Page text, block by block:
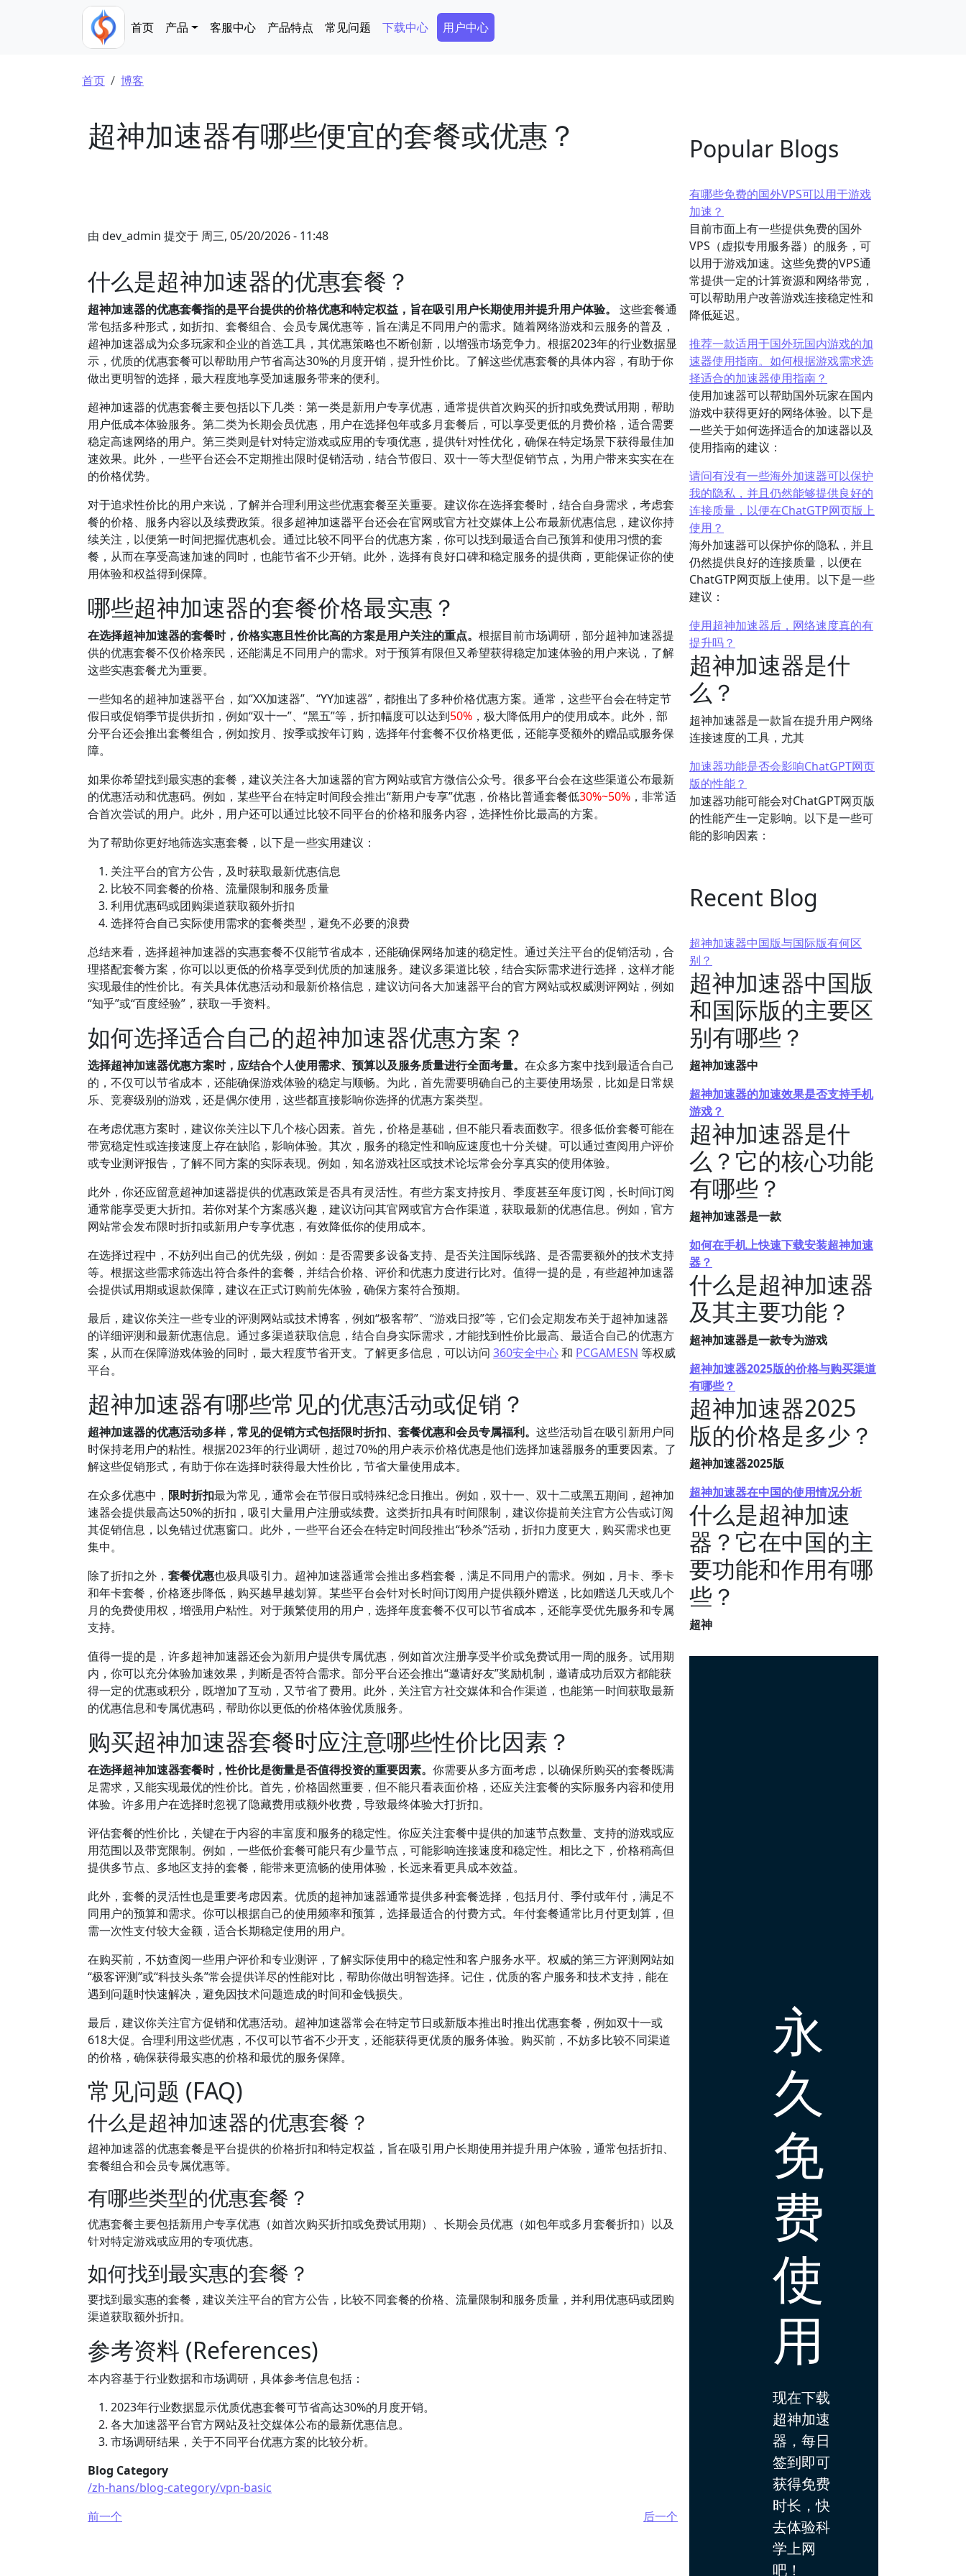
Main navigation
首页 产品 客服中心 产品特点 常见问题 下载中心 Secondary Menu
用户中心
面包屑
首页 博客
超神加速器有哪些便宜的套餐或优惠？
由 dev_admin 提交于 周三, 05/20/2026 - 11:48
什么是超神加速器的优惠套餐？
超神加速器的优惠套餐指的是平台提供的价格优惠和特定权益，旨在吸引用户长期使用并提升用户体验。
这些套餐通
常包括多种形式，如折扣、套餐组合、会员专属优惠等，旨在满足不同用户的需求。随着网络游戏和云服务的普及，
超神加速器成为众多玩家和企业的首选工具，其优惠策略也不断创新，以增强市场竞争力。根据2023年的行业数据显
示，优质的优惠套餐可以帮助用户节省高达30%的月度开销，提升性价比。了解这些优惠套餐的具体内容，有助于你
做出更明智的选择，最大程度地享受加速服务带来的便利。
超神加速器的优惠套餐主要包括以下几类：第一类是新用户专享优惠，通常提供首次购买的折扣或免费试用期，帮助
用户低成本体验服务。第二类为长期会员优惠，用户在选择包年或多月套餐后，可以享受更低的月费价格，适合需要
稳定高速网络的用户。第三类则是针对特定游戏或应用的专项优惠，提供针对性优化，确保在特定场景下获得最佳加
速效果。此外，一些平台还会不定期推出限时促销活动，结合节假日、双十一等大型促销节点，为用户带来实实在在
的价格优势。
对于追求性价比的用户来说，了解并合理利用这些优惠套餐至关重要。建议你在选择套餐时，结合自身需求，考虑套
餐的价格、服务内容以及续费政策。很多超神加速器平台还会在官网或官方社交媒体上公布最新优惠信息，建议你持
续关注，以便第一时间把握优惠机会。通过比较不同平台的优惠方案，你可以找到最适合自己预算和使用习惯的套
餐，从而在享受高速加速的同时，也能节省不少开销。此外，选择有良好口碑和稳定服务的提供商，更能保证你的使
用体验和权益得到保障。
哪些超神加速器的套餐价格最实惠？
在选择超神加速器的套餐时，价格实惠且性价比高的方案是用户关注的重点。 根据目前市场调研，部分超神加速器提
供的优惠套餐不仅价格亲民，还能满足不同用户的需求。对于预算有限但又希望获得稳定加速体验的用户来说，了解
这些实惠套餐尤为重要。
一些知名的超神加速器平台，如“XX加速器”、“YY加速器”，都推出了多种价格优惠方案。通常，这些平台会在特定节
假日或促销季节提供折扣，例如“双十一”、“黑五”等，折扣幅度可以达到50% ，极大降低用户的使用成本。此外，部
分平台还会推出套餐组合，例如按月、按季或按年订购，选择年付套餐不仅价格更低，还能享受额外的赠品或服务保
障。
如果你希望找到最实惠的套餐，建议关注各大加速器的官方网站或官方微信公众号。很多平台会在这些渠道公布最新
的优惠活动和优惠码。例如，某些平台在特定时间段会推出“新用户专享”优惠，价格比普通套餐低30%~50% ，非常适
合首次尝试的用户。此外，用户还可以通过比较不同平台的价格和服务内容，选择性价比最高的方案。
为了帮助你更好地筛选实惠套餐，以下是一些实用建议：
关注平台的官方公告，及时获取最新优惠信息
比较不同套餐的价格、流量限制和服务质量
利用优惠码或团购渠道获取额外折扣
选择符合自己实际使用需求的套餐类型，避免不必要的浪费
总结来看，选择超神加速器的实惠套餐不仅能节省成本，还能确保网络加速的稳定性。通过关注平台的促销活动，合
理搭配套餐方案，你可以以更低的价格享受到优质的加速服务。建议多渠道比较，结合实际需求进行选择，这样才能
实现最佳的性价比。有关具体优惠活动和最新价格信息，建议访问各大加速器平台的官方网站或权威测评网站，例如
“知乎”或“百度经验”，获取一手资料。
如何选择适合自己的超神加速器优惠方案？
选择超神加速器优惠方案时，应结合个人使用需求、预算以及服务质量进行全面考量。 在众多方案中找到最适合自己
的，不仅可以节省成本，还能确保游戏体验的稳定与顺畅。为此，首先需要明确自己的主要使用场景，比如是日常娱
乐、竞赛级别的游戏，还是偶尔使用，这些都直接影响你选择的优惠方案类型。
在考虑优惠方案时，建议你关注以下几个核心因素。首先，价格是基础，但不能只看表面数字。很多低价套餐可能在
带宽稳定性或连接速度上存在缺陷，影响体验。其次，服务的稳定性和响应速度也十分关键。可以通过查阅用户评价
或专业测评报告，了解不同方案的实际表现。例如，知名游戏社区或技术论坛常会分享真实的使用体验。
此外，你还应留意超神加速器提供的优惠政策是否具有灵活性。有些方案支持按月、季度甚至年度订阅，长时间订阅
通常能享受更大折扣。若你对某个方案感兴趣，建议访问其官网或官方合作渠道，获取最新的优惠信息。例如，官方
网站常会发布限时折扣或新用户专享优惠，有效降低你的使用成本。
在选择过程中，不妨列出自己的优先级，例如：是否需要多设备支持、是否关注国际线路、是否需要额外的技术支持
等。根据这些需求筛选出符合条件的套餐，并结合价格、评价和优惠力度进行比对。值得一提的是，有些超神加速器
会提供试用期或退款保障，建议在正式订购前先体验，确保方案符合预期。
最后，建议你关注一些专业的评测网站或技术博客，例如“极客帮”、“游戏日报”等，它们会定期发布关于超神加速器
的详细评测和最新优惠信息。通过多渠道获取信息，结合自身实际需求，才能找到性价比最高、最适合自己的优惠方
案，从而在保障游戏体验的同时，最大程度节省开支。了解更多信息，可以访问 360安全中心和 PCGAMESN 等权威
平台。
超神加速器有哪些常见的优惠活动或促销？
超神加速器的优惠活动多样，常见的促销方式包括限时折扣、套餐优惠和会员专属福利。 这些活动旨在吸引新用户同
时保持老用户的粘性。根据2023年的行业调研，超过70%的用户表示价格优惠是他们选择加速器服务的重要因素。了
解这些促销形式，有助于你在选择时获得最大性价比，节省大量使用成本。
在众多优惠中， 限时折扣最为常见，通常会在节假日或特殊纪念日推出。例如，双十一、双十二或黑五期间，超神加
速器会提供最高达50%的折扣，吸引大量用户注册或续费。这类折扣具有时间限制，建议你提前关注官方公告或订阅
其促销信息，以免错过优惠窗口。此外，一些平台还会在特定时间段推出“秒杀”活动，折扣力度更大，购买需求也更
集中。
除了折扣之外， 套餐优惠也极具吸引力。超神加速器通常会推出多档套餐，满足不同用户的需求。例如，月卡、季卡
和年卡套餐，价格逐步降低，购买越早越划算。某些平台会针对长时间订阅用户提供额外赠送，比如赠送几天或几个
月的免费使用权，增强用户粘性。对于频繁使用的用户，选择年度套餐不仅可以节省成本，还能享受优先服务和专属
支持。
值得一提的是，许多超神加速器还会为新用户提供专属优惠，例如首次注册享受半价或免费试用一周的服务。试用期
内，你可以充分体验加速效果，判断是否符合需求。部分平台还会推出“邀请好友”奖励机制，邀请成功后双方都能获
得一定的优惠或积分，既增加了互动，又节省了费用。此外，关注官方社交媒体和合作渠道，也能第一时间获取最新
的优惠信息和专属优惠码，帮助你以更低的价格体验优质服务。
购买超神加速器套餐时应注意哪些性价比因素？
在选择超神加速器套餐时，性价比是衡量是否值得投资的重要因素。 你需要从多方面考虑，以确保所购买的套餐既满
足需求，又能实现最优的性价比。首先，价格固然重要，但不能只看表面价格，还应关注套餐的实际服务内容和使用
体验。许多用户在选择时忽视了隐藏费用或额外收费，导致最终体验大打折扣。
评估套餐的性价比，关键在于内容的丰富度和服务的稳定性。你应关注套餐中提供的加速节点数量、支持的游戏或应
用范围以及带宽限制。例如，一些低价套餐可能只有少量节点，可能影响连接速度和稳定性。相比之下，价格稍高但
提供多节点、多地区支持的套餐，能带来更流畅的使用体验，长远来看更具成本效益。
此外，套餐的灵活性也是重要考虑因素。优质的超神加速器通常提供多种套餐选择，包括月付、季付或年付，满足不
同用户的预算和需求。你可以根据自己的使用频率和预算，选择最适合的付费方式。年付套餐通常比月付更划算，但
需一次性支付较大金额，适合长期稳定使用的用户。
在购买前，不妨查阅一些用户评价和专业测评，了解实际使用中的稳定性和客户服务水平。权威的第三方评测网站如
“极客评测”或“科技头条”常会提供详尽的性能对比，帮助你做出明智选择。记住，优质的客户服务和技术支持，能在
遇到问题时快速解决，避免因技术问题造成的时间和金钱损失。
最后，建议你关注官方促销和优惠活动。超神加速器常会在特定节日或新版本推出时推出优惠套餐，例如双十一或
618大促。合理利用这些优惠，不仅可以节省不少开支，还能获得更优质的服务体验。购买前，不妨多比较不同渠道
的价格，确保获得最实惠的价格和最优的服务保障。
常见问题 (FAQ)
什么是超神加速器的优惠套餐？
超神加速器的优惠套餐是平台提供的价格折扣和特定权益，旨在吸引用户长期使用并提升用户体验，通常包括折扣、
套餐组合和会员专属优惠等。
有哪些类型的优惠套餐？
优惠套餐主要包括新用户专享优惠（如首次购买折扣或免费试用期）、长期会员优惠（如包年或多月套餐折扣）以及
针对特定游戏或应用的专项优惠。
如何找到最实惠的套餐？
要找到最实惠的套餐，建议关注平台的官方公告，比较不同套餐的价格、流量限制和服务质量，并利用优惠码或团购
渠道获取额外折扣。
参考资料 (References)
本内容基于行业数据和市场调研，具体参考信息包括：
2023年行业数据显示优质优惠套餐可节省高达30%的月度开销。
各大加速器平台官方网站及社交媒体公布的最新优惠信息。
市场调研结果，关于不同平台优惠方案的比较分析。
Blog Category
/zh-hans/blog-category/vpn-basic
前一个
后一个
Popular Blogs
有哪些免费的国外VPS可以用于游戏
加速？
目前市面上有一些提供免费的国外
VPS（虚拟专用服务器）的服务，可
以用于游戏加速。这些免费的VPS通
常提供一定的计算资源和网络带宽，
可以帮助用户改善游戏连接稳定性和
降低延迟。
推荐一款适用于国外玩国内游戏的加
速器使用指南。如何根据游戏需求选
择适合的加速器使用指南？
使用加速器可以帮助国外玩家在国内
游戏中获得更好的网络体验。以下是
一些关于如何选择适合的加速器以及
使用指南的建议：
请问有没有一些海外加速器可以保护
我的隐私，并且仍然能够提供良好的
连接质量，以便在ChatGTP网页版上
使用？
海外加速器可以保护你的隐私，并且
仍然提供良好的连接质量，以便在
ChatGTP网页版上使用。以下是一些
建议：
使用超神加速器后，网络速度真的有
提升吗？
超神加速器是什
么？
超神加速器是一款旨在提升用户网络
连接速度的工具，尤其
加速器功能是否会影响ChatGPT网页
版的性能？
加速器功能可能会对ChatGPT网页版
的性能产生一定影响。以下是一些可
能的影响因素：
Recent Blog
超神加速器中国版与国际版有何区
别？
超神加速器中国版
和国际版的主要区
别有哪些？
超神加速器中
超神加速器的加速效果是否支持手机
游戏？
超神加速器是什
么？它的核心功能
有哪些？
超神加速器是一款
如何在手机上快速下载安装超神加速
器？
什么是超神加速器
及其主要功能？
超神加速器是一款专为游戏
超神加速器2025版的价格与购买渠道
有哪些？
超神加速器2025
版的价格是多少？
超神加速器2025版
超神加速器在中国的使用情况分析
什么是超神加速
器？它在中国的主
要功能和作用有哪
些？
超神
永
久
免
费
使
用
现在下载
超神加速
器，每日
签到即可
获得免费
时长，快
去体验科
学上网
吧！